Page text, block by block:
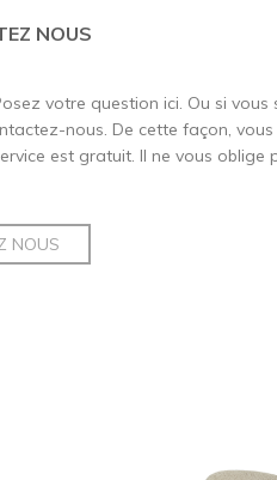
NOUS
votre question ici. Ou si vous
nous. De cette façon, vous
est gratuit. Il ne vous oblige
NOUS